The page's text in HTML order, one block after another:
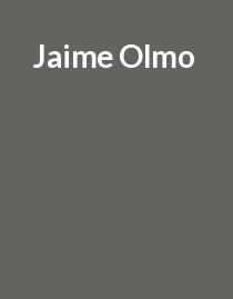
Jaime Olmo